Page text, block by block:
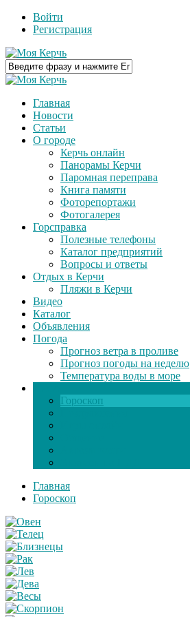
Войти
Регистрация
Главная
Новости
Статьи
О городе
Керчь онлайн
Панорамы Керчи
Паромная переправа
Книга памяти
Фоторепортажи
Фотогалерея
Горсправка
Полезные телефоны
Каталог предприятий
Вопросы и ответы
Отдых в Керчи
Пляжи в Керчи
Видео
Каталог
Объявления
Погода
Прогноз ветра в проливе
Прогноз погоды на неделю
Температура воды в море
Гороскоп
Главная
Гороскоп